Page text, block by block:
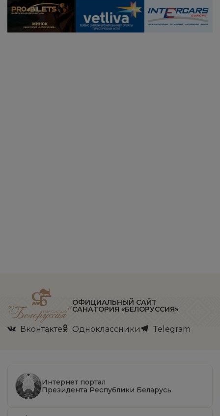
ОФИЦИАЛЬНЫЙ САЙТ
САНАТОРИЯ «БЕЛОРУССИЯ»
Вконтакте Одноклассники Telegram
Интернет портал
Президента Республики Беларусь